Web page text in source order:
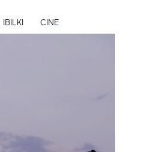
IBILKI CINE